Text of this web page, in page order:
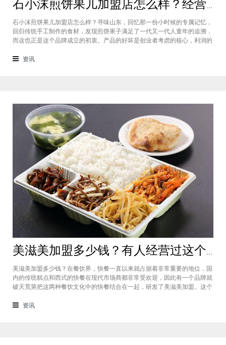
石小沫煎饼果儿加盟店怎么样？经营煎饼果子店利润如何
石小沫煎饼果儿加盟店怎么样？寻味山东，回忆那一份小时候的专属记忆，
回归传统手工制作的食材，发现煎饼果子满足了一代又一代人童年的追溯，
而这也正是这个品牌成立的初衷。产品的好坏是创业者考虑的核心，利润的
儿加盟怎么样？适不适合加盟？能赚钱吗？下面小编将为大家解答这些问
资讯
美滋美加盟多少钱？有人经营过这个快餐品牌吗
美滋美加盟多少钱？在餐饮界，快餐一直以来就占据着非常重要的地位，国
内的传统糕点和西式的快餐在现代市场商都非常受欢迎，因此有一个品牌就
破天荒第把这两种餐饮文化中的快餐结合在一起，研发了美滋美加盟。这个
吗，加盟费是多少？美滋美加盟多少钱？这个品牌是进来十分火爆的一个餐
资讯